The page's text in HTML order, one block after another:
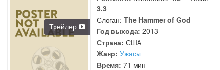
Трейлер
3.3
Слоган: The Hammer of God
Год выхода: 2013
Страна: США
Жанр: Ужасы
Время: 71 мин